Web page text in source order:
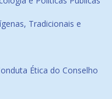
Tradicionais e
Ética do Conselho